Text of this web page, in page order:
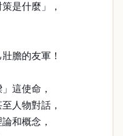
是什麼」，
膽的友軍！
這使命，
人物對話，
和概念，